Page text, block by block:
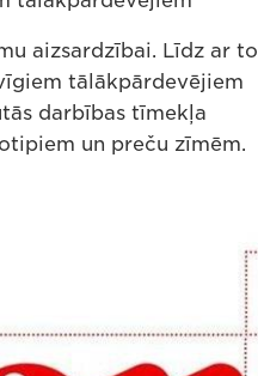
aizsardzībai. Līdz ar to
tālākpārdevējiem
darbības tīmekļa
un preču zīmēm.